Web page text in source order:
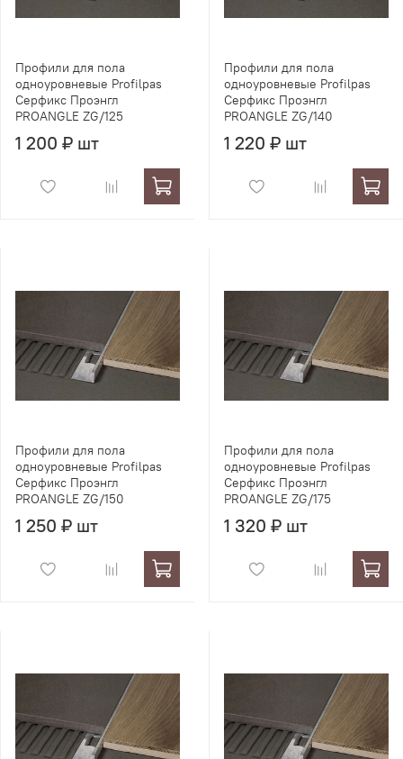
Профили для пола
одноуровневые Profilpas
Серфикс Проэнгл
PROANGLE ZG/125
1 200 ₽ шт
Профили для пола
одноуровневые Profilpas
Серфикс Проэнгл
PROANGLE ZG/140
1 220 ₽ шт
Профили для пола
одноуровневые Profilpas
Серфикс Проэнгл
PROANGLE ZG/150
1 250 ₽ шт
Профили для пола
одноуровневые Profilpas
Серфикс Проэнгл
PROANGLE ZG/175
1 320 ₽ шт